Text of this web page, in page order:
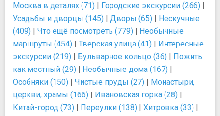
Москва в деталях (71) | Городские экскурсии (266) |
Усадьбы и дворцы (145) | Дворы (65) | Нескучные
(409) | Что ещё посмотреть (779) | Необычные
маршруты (454) | Тверская улица (41) | Интересные
экскурсии (219) | Бульварное кольцо (36) | Пожить
как местный (29) | Необычные дома (167) |
Особняки (150) | Чистые пруды (27) | Монастыри,
церкви, храмы (166) | Ивановская горка (28) |
Китай-город (73) | Переулки (138) | Хитровка (33) |